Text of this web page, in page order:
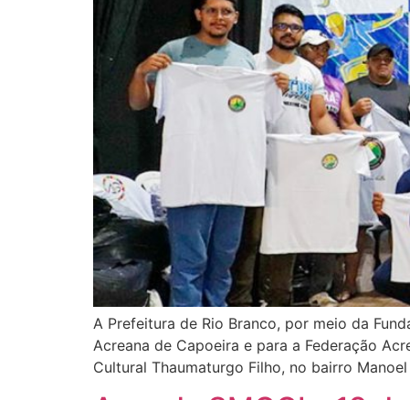
A Prefeitura de Rio Branco, por meio da
Acreana de Capoeira e para a Federação
Cultural Thaumaturgo Filho, no bairro